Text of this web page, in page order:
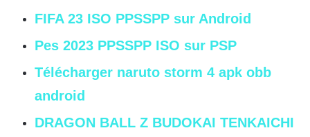
FIFA 23 ISO PPSSPP sur Android
Pes 2023 PPSSPP ISO sur PSP
Télécharger naruto storm 4 apk obb
android
DRAGON BALL Z BUDOKAI TENKAICHI